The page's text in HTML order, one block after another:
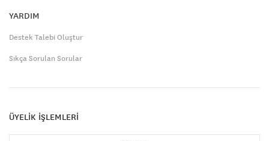
YARDIM
Destek Talebi Oluştur
Sıkça Sorulan Sorular
ÜYELİK İŞLEMLERİ